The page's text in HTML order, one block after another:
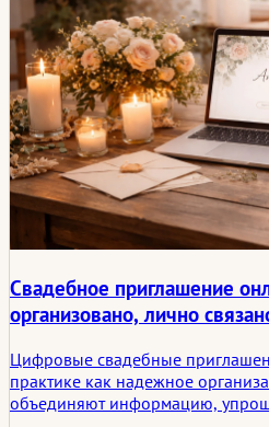
Свадебное приглашение
организовано, лично
Цифровые свадебные
практике как надежное
объединяют информацию,